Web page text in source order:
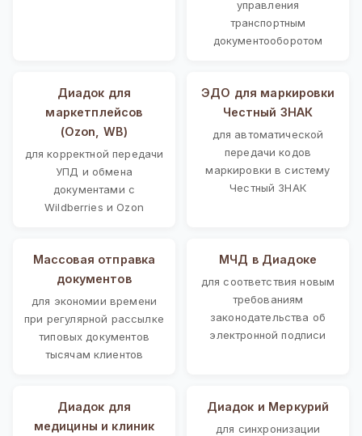
управления
транспортным
документооборотом
Диадок для
маркетплейсов
(Ozon, WB)
для корректной передачи
УПД и обмена
документами с
Wildberries и Ozon
ЭДО для маркировки
Честный ЗНАК
для автоматической
передачи кодов
маркировки в систему
Честный ЗНАК
Массовая отправка
документов
для экономии времени
при регулярной рассылке
типовых документов
тысячам клиентов
МЧД в Диадоке
для соответствия новым
требованиям
законодательства об
электронной подписи
Диадок для
медицины и клиник
Диадок и Меркурий
для синхронизации